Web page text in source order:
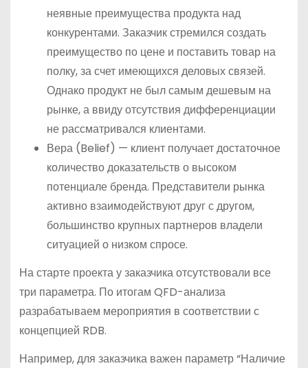
неявные преимущества продукта над
конкурентами. Заказчик стремился создать
преимущество по цене и поставить товар на
полку, за счет имеющихся деловых связей.
Однако продукт не был самым дешевым на
рынке, а ввиду отсутствия дифференциации
не рассматривался клиентами.
Вера (Belief) — клиент получает достаточное
количество доказательств о высоком
потенциале бренда. Представители рынка
активно взаимодействуют друг с другом,
большинство крупных партнеров владели
ситуацией о низком спросе.
На старте проекта у заказчика отсутствовали все
три параметра. По итогам QFD-анализа
разрабатываем мероприятия в соответствии с
концепцией RDB.
Например, для заказчика важен параметр “Наличие